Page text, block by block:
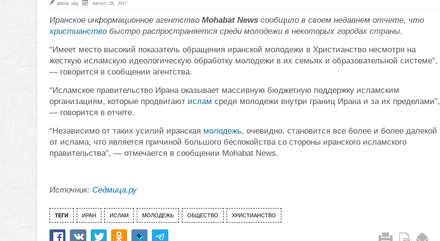
admin skg Август 28, 2017
Иранское информационное агентство Mohabat News сообщило в своем недавнем отчете, что
христианство быстро распространяется среди молодежи в некоторых городах страны.
“Имеет место высокий показатель обращения иранской молодежи в Христианство несмотря на
жесткую исламскую идеологическую обработку молодежи в их семьях и образовательной системе”,
— говорится в сообщении агентства.
“Исламское правительство Ирана оказывает массивную бюджетную поддержку исламским
организациям, которые продвигают ислам среди молодежи внутри границ Ирана и за их пределами”,
— говорится в отчете.
“Независимо от таких усилий иранская молодежь, очевидно, становится все более и более далекой
от ислама, что является причиной большого беспокойства со стороны иранского исламского
правительства”, — отмечается в сообщении Mohabat News.
Источник: Седмица.ру
ТЕГИ ИРАН ИСЛАМ МОЛОДЕЖЬ ОБЩЕСТВО ХРИСТИАНСТВО